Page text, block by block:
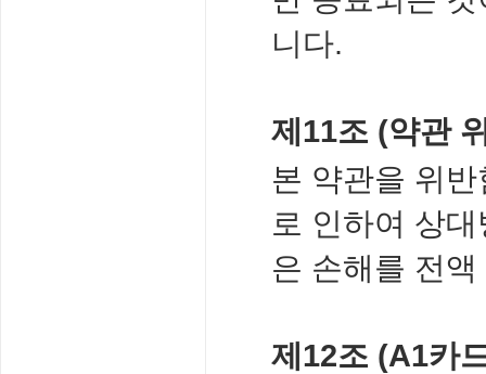
니다.
제11조 (약관
본 약관을 위
로 인하여 상
은 손해를 전
제12조 (A1카